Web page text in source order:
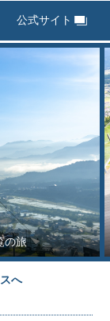
公式サイト
の旅
へ